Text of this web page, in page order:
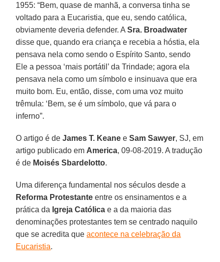
1955: “Bem, quase de manhã, a conversa tinha se
voltado para a Eucaristia, que eu, sendo católica,
obviamente deveria defender. ASra. Broadwater
disse que, quando era criança e recebia a hóstia, ela
pensava nela como sendo o Espírito Santo, sendo
Ele a pessoa ‘mais portátil’ da Trindade; agora ela
pensava nela como um símbolo e insinuava que era
muito bom. Eu, então, disse, com uma voz muito
trêmula: ‘Bem, se é um símbolo, que vá para o
inferno”.
O artigo é deJames T. Keane eSam Sawyer, SJ, em
artigo publicado em America, 09-08-2019. A tradução
é de Moisés Sbardelotto.
Uma diferença fundamental nos séculos desde a
Reforma Protestante entre os ensinamentos e a
prática da Igreja Católica e a da maioria das
denominações protestantes tem se centrado naquilo
que se acredita queacontece na celebração da
Eucaristia.